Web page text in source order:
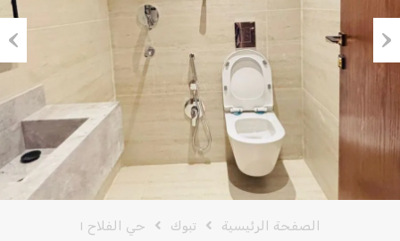
الصفحة الرئيسية تبوك حي الفلاح ١